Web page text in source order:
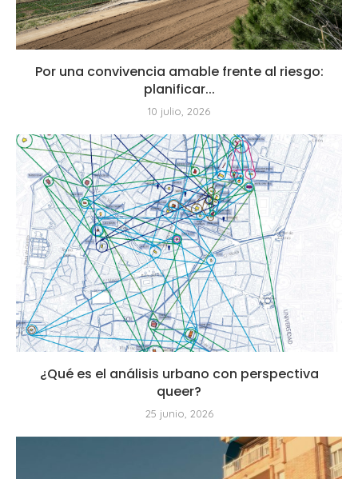
Por una convivencia amable frente al riesgo:
planificar...
10 julio, 2026
¿Qué es el análisis urbano con perspectiva
queer?
25 junio, 2026